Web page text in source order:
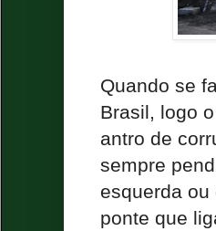
Quando se
Brasil, logo
antro de
sempre
esquerda
ponte que